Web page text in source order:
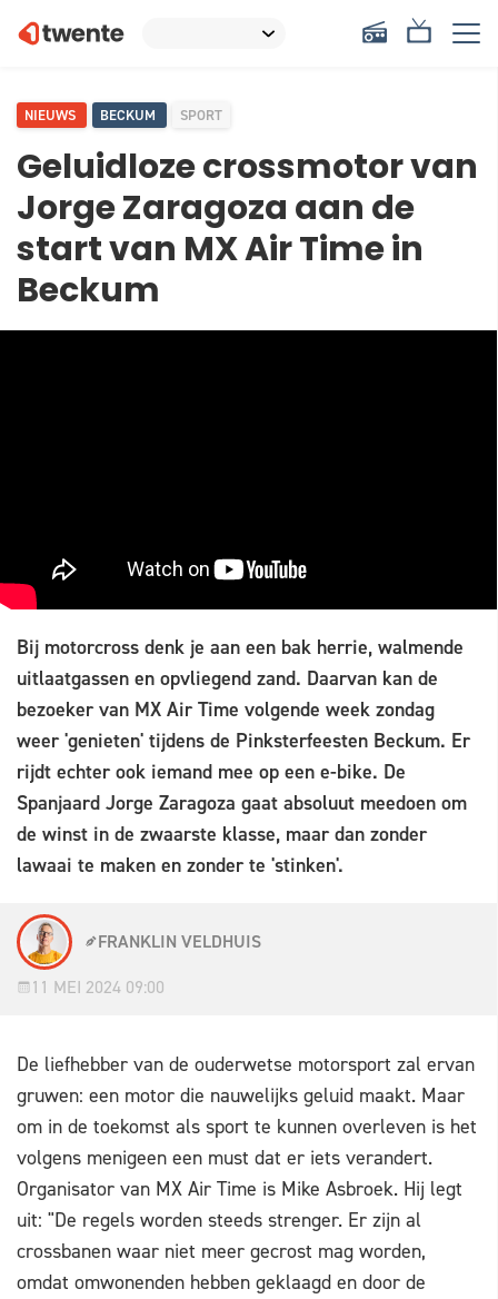
NIEUWS BECKUM SPORT
Geluidloze crossmotor van
Jorge Zaragoza aan de
start van MX Air Time in
Beckum
Bij motorcross denk je aan een bak herrie, walmende
uitlaatgassen en opvliegend zand. Daarvan kan de
bezoeker van MX Air Time volgende week zondag
weer 'genieten' tijdens de Pinksterfeesten Beckum. Er
rijdt echter ook iemand mee op een e-bike. De
Spanjaard Jorge Zaragoza gaat absoluut meedoen om
de winst in de zwaarste klasse, maar dan zonder
lawaai te maken en zonder te 'stinken'.
FRANKLIN VELDHUIS
11 MEI 2024 09:00
De liefhebber van de ouderwetse motorsport zal ervan
gruwen: een motor die nauwelijks geluid maakt. Maar
om in de toekomst als sport te kunnen overleven is het
volgens menigeen een must dat er iets verandert.
Organisator van MX Air Time is Mike Asbroek. Hij legt
uit: "De regels worden steeds strenger. Er zijn al
crossbanen waar niet meer gecrost mag worden,
omdat omwonenden hebben geklaagd en door de